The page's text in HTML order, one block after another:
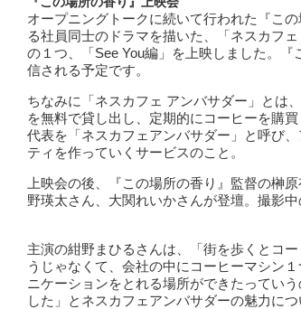
オープニングトークに続いて行われた『こ
る社員同士のドラマを描いた、「ネスカフ
の１つ、「See You編」を上映しました。
信される予定です。
ちなみに「ネスカフェ アンバサダー」とは
を無料で貸し出し、定期的にコーヒーを購
代表を「ネスカフェアンバサダー」と呼び
ティを作っていくサービスのこと。
上映会の後、『この場所の香り』監督の榊
野瑛太さん、大関れいかさんが登壇。撮影
主演の紺野まひるさんは、「街を歩くとコ
うじゃなくて、会社の中にコーヒーマシン
ニケーションをとれる場所ができたってい
した」とネスカフェアンバサダーの魅力に